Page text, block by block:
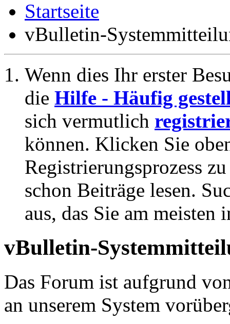
vBulletin-
Wenn dies Ihr erster
die Hilfe - Häufig
sich vermutlich
können. Klicken Sie
Registrierungsprozess
schon Beiträge lesen.
aus, das Sie am meisten
vBulletin-
Das Forum ist aufgrund
an unserem System